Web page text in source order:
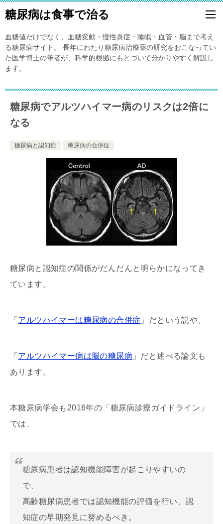
糖尿病は食事で治る
血糖値だけでなく、血糖変動・慢性炎症・睡眠・血管・脳まで考え
る糖尿病サイト。 長年にわたり糖尿病治療薬の研究をおこなってい
た医学博士の筆者が、科学的根拠にもとづいて分かりやすく解説し
ます。
糖尿病でアルツハイマー病のリスクは2倍に
なる
糖尿病と認知症 糖尿病の合併症
糖尿病と認知症の関係がだんだんと明らかになってき
ています。
「 アルツハイマーは糖尿病の合併症 」だという説や、
「 アルツハイマー病は脳の糖尿病 」だと述べる論文も
あります。
本糖尿病学会も2016年の「糖尿病診療ガイドライン」
では、
糖尿病患者は認知機能障害が起こりやすいの
で、
高齢糖尿病患者では認知機能の評価を行い、認
知症の早期発見に努めるべき。